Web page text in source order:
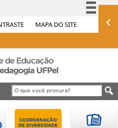
MAPA DO SITE
Simplifique!
Acesso à informação
Legislação
Canais
de Educação
UFPel